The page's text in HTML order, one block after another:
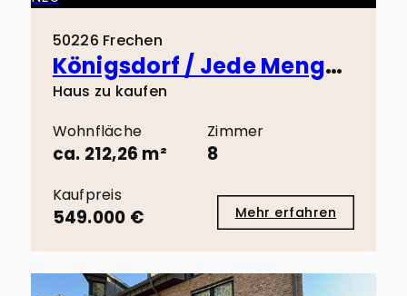
50226 Frechen
Königsdorf / Jede Menge Platz, Mehrgenerationenhaus, wohnen und arbeiten!
Haus zu kaufen
Wohnfläche
ca. 212,26 m²
Zimmer
8
Kaufpreis
549.000 € Mehr erfahren